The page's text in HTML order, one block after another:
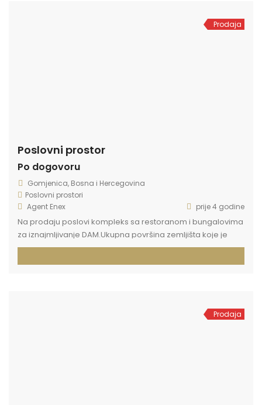
Prodaja
Poslovni prostor
Po dogovoru
Gomjenica, Bosna i Hercegovina
Poslovni prostori
Agent Enex
prije 4 godine
Na prodaju poslovi kompleks sa restoranom i bungalovima
za iznajmljivanje DAM.Ukupna površina zemljišta koje je
predmet prodaje iznosi 4859 m2 i nalazi se u naselju
Prodaja